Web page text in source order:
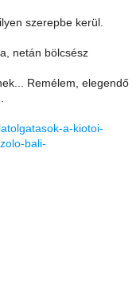
szerepbe kerül.
netán bölcsész
Remélem, elegendő
a-kiotoi-
bali-